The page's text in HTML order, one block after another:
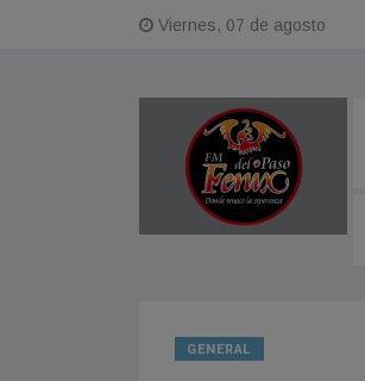
Viernes, 07 de agosto
GENERAL